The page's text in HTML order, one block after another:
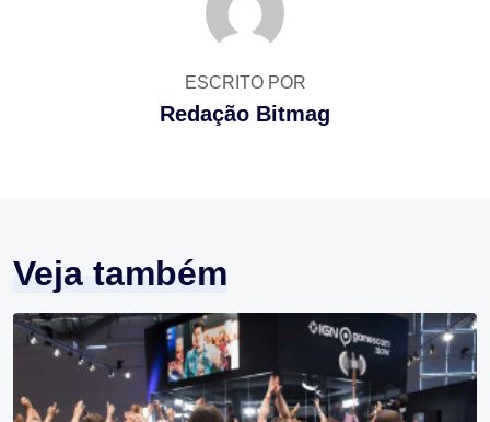
ESCRITO POR
Redação Bitmag
Veja também